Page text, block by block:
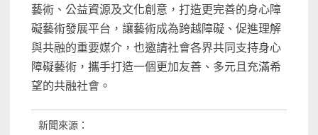
藝術、公益資源及文化創意，打造更完善的身心障
礙藝術發展平台，讓藝術成為跨越障礙、促進理解
與共融的重要媒介，也邀請社會各界共同支持身心
障礙藝術，攜手打造一個更加友善、多元且充滿希
望的共融社會。
新聞來源：